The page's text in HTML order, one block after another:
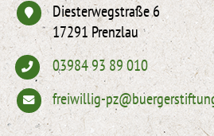
Diesterwegstraße 6
17291 Prenzlau
03984 93 89 010
freiwillig-